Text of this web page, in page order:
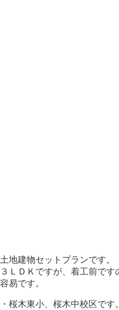
土地建物セットプランです。
３ＬＤＫですが、着工前で
容易です。
・桜木東小、桜木中校区です。